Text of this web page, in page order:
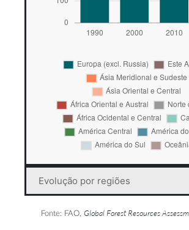
Evolução por regiões
Fonte: FAO, Global Forest Resources